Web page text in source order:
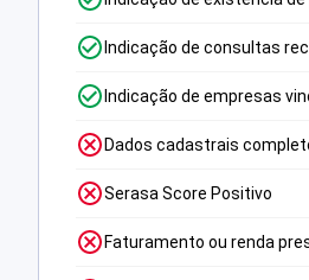
Indicação de consultas
Indicação de empresas
Dados cadastrais
Serasa Score Positivo
Faturamento ou renda